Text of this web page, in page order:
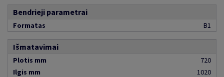
Bendrieji parametrai
Formatas B1
Išmatavimai
Plotis mm
720
Ilgis mm
1020